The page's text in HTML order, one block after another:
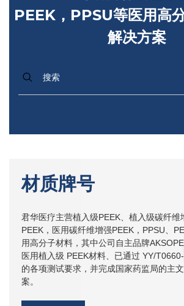
PEEK，PPSU等医用高
解决方案
材质牌号
君华医疗主营植入级PEEK、植入级碳纤维
PEEK，医用碳纤维增强PEEK，PPSU、
用高分子材料，其中公司自主品牌
医用植入级 PEEK材料、已通过 YY/
的各项测试要求，并完成国家药监局的主
案。